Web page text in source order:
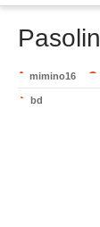
mimino16
bd